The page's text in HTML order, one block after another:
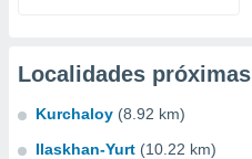
Localidades próximas
Kurchaloy (8.92 km)
Ilaskhan-Yurt (10.22 km)